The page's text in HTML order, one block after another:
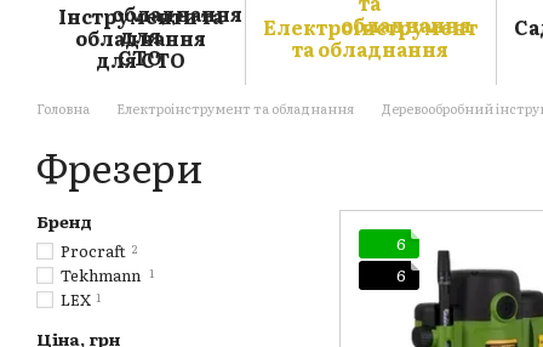
Інструменти та
обладнання
для СТО
Електроінструмент
та обладнання
Головна Електроінструмент та обладнання Деревообробний
Фрезери
6
6
Бренд
Procraft 2
Tekhmann 1
LEX 1
Ціна, грн